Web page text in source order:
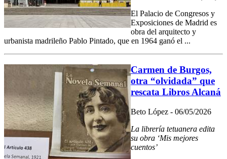
El Palacio de Congresos y
Exposiciones de Madrid es
obra del arquitecto y
urbanista madrileño Pablo Pintado, que en 1964 ganó el ...
Carmen de Burgos,
otra “olvidada” que
rescata Libros Alcaná
Beto López - 06/05/2026
La librería tetuanera edita
su obra ‘Mis mejores
cuentos’